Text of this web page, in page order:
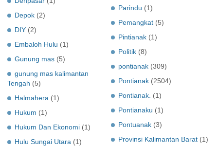
Depok (2)
DIY (2)
Embaloh Hulu (1)
Gunung mas (5)
gunung mas kalimantan
Tengah (5)
Halmahera (1)
Hukum (1)
Hukum Dan Ekonomi (1)
Hulu Sungai Utara (1)
Parindu (1)
Pemangkat (5)
Pintianak (1)
Politik (8)
pontianak (309)
Pontianak (2504)
Pontianak. (1)
Pontianaku (1)
Pontuanak (3)
Provinsi Kalimantan Barat (1)